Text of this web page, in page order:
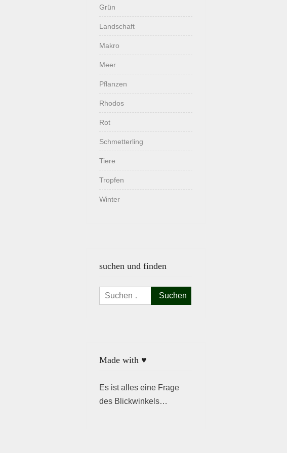
Grün
Landschaft
Makro
Meer
Pflanzen
Rhodos
Rot
Schmetterling
Tiere
Tropfen
Winter
suchen und finden
Suchen
nach:
Made with ♥
Es ist alles eine Frage
des Blickwinkels…